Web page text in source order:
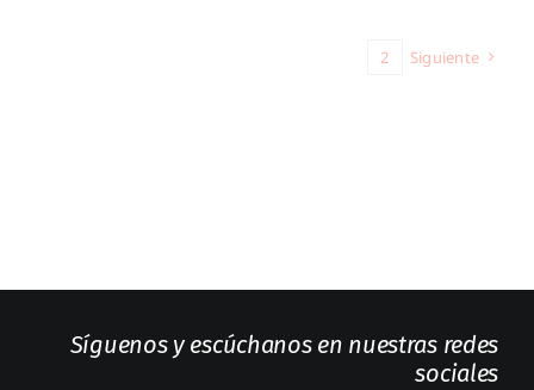
2 Siguiente
Síguenos y escúchanos en nuestras redes
sociales